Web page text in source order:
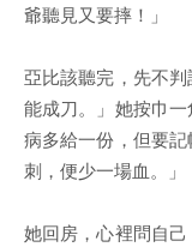
爺聽見又要摔！」
亞比該聽完，先不
能成刀。」她按巾
病多給一份，但要
刺，便少一場血。」
她回房，心裡問自